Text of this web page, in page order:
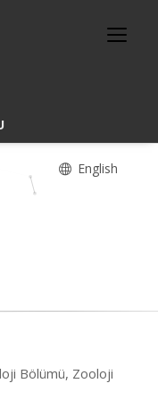
English
Bölümü, Zooloji